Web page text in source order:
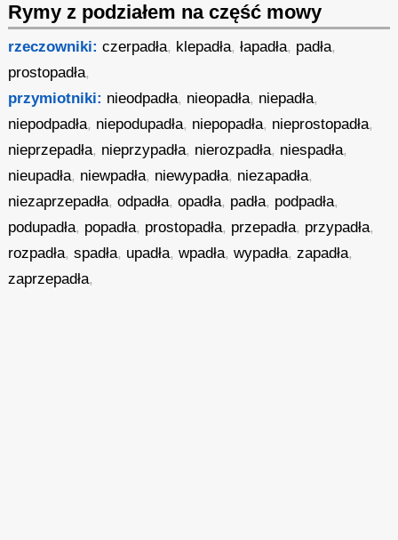
Rymy z podziałem na część mowy
rzeczowniki: czerpadła, klepadła,łapadła, padła,
prostopadła,
przymiotniki: nieodpadła, nieopadła, niepadła,
niepodpadła, niepodupadła, niepopadła, nieprostopadła,
nieprzepadła, nieprzypadła, nierozpadła, niespadła,
nieupadła, niewpadła, niewypadła, niezapadła,
niezaprzepadła,odpadła,opadła, padła, podpadła,
podupadła, popadła, prostopadła, przepadła, przypadła,
rozpadła,spadła, upadła,wpadła,wypadła,zapadła,
zaprzepadła,